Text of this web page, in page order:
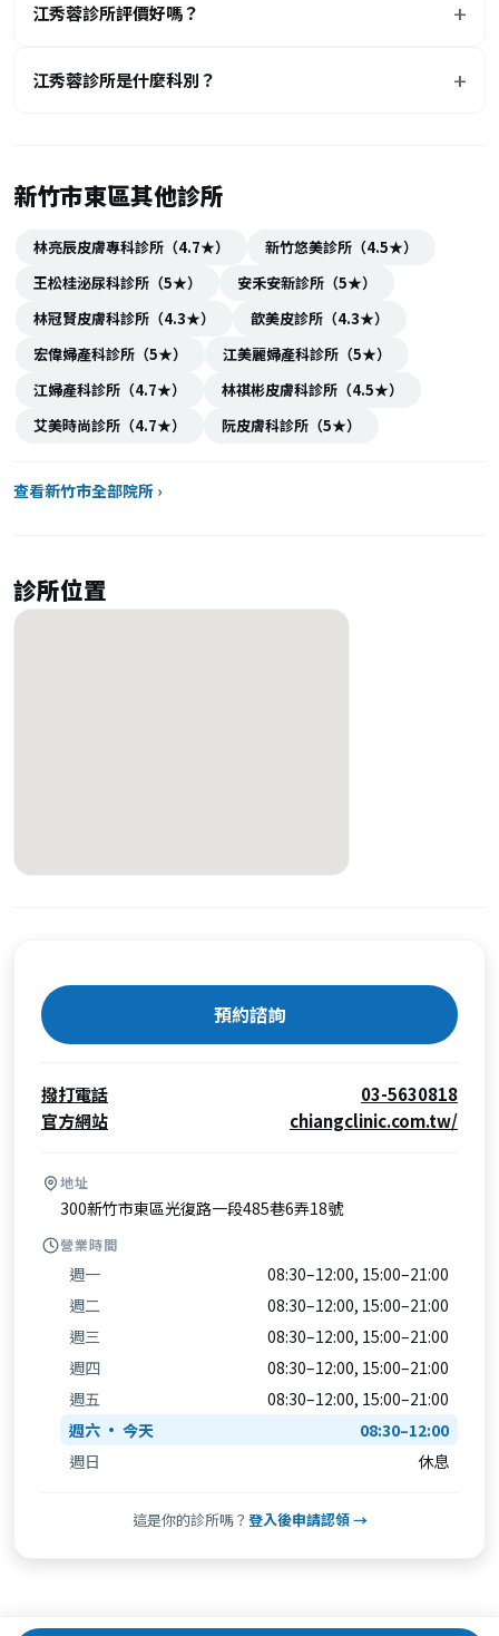
江秀蓉診所評價好嗎？
江秀蓉診所是什麼科別？
新竹市東區其他診所
林亮辰皮膚專科診所（4.7★）
新竹悠美診所（4.5★）
王松桂泌尿科診所（5★）
安禾安新診所（5★）
林冠賢皮膚科診所（4.3★）
歆美皮診所（4.3★）
宏偉婦產科診所（5★）
江美麗婦產科診所（5★）
江婦產科診所（4.7★）
林祺彬皮膚科診所（4.5★）
艾美時尚診所（4.7★）
阮皮膚科診所（5★）
查看新竹市全部院所 ›
診所位置
預約諮詢
撥打電話
03-5630818
官方網站
chiangclinic.com.tw/
地址
300新竹市東區光復路一段485巷6弄18號
營業時間
週一
08:30–12:00, 15:00–21:00
週二
08:30–12:00, 15:00–21:00
週三
08:30–12:00, 15:00–21:00
週四
08:30–12:00, 15:00–21:00
週五
08:30–12:00, 15:00–21:00
週六
08:30–12:00
週日
休息
這是你的診所嗎？ 登入後申請認領 →